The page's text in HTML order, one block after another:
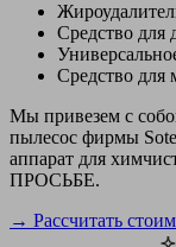
Средство для
Средство для
Мы привезем с
пылесос фирмы
аппарат для
ПРОСЬБЕ.
→ Рассчитать